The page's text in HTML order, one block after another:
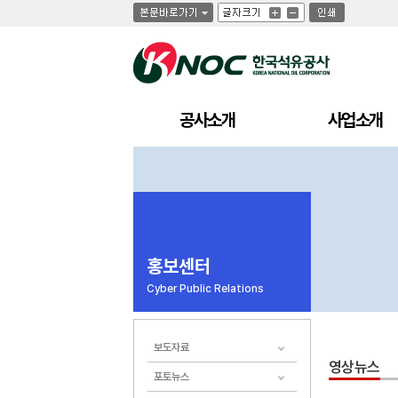
글
자
기
글
자
기
크
글
자
기
작
인
쇄
공사소개 사업소개
홍보센터
Cyber Public Relations
보도자료
포토뉴스
영상뉴스